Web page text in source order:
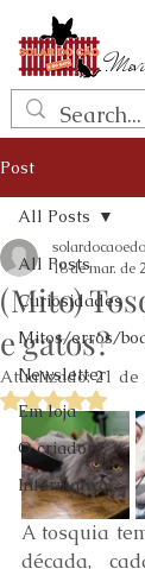
Post
All Posts
Curiosidades
Mitos/erros/
Newsletter
Em loja
O criador
Informativo
All Posts
(Mito)
e gatos?
18 de mar. de
Atualizado:21 de
Avaliado
A tosquia
década,